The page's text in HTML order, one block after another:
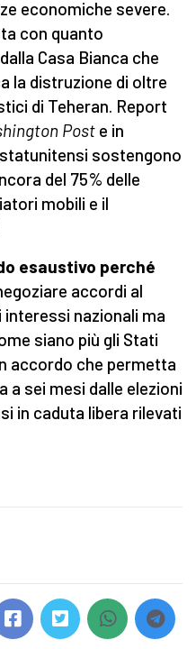
economiche severe.
con quanto
Casa Bianca che
la distruzione di oltre
di Teheran. Report
Post e in
sostengono
del 75% delle
mobili e il
esaustivo perché
accordi al
nazionali ma
siano più gli Stati
accordo che permetta
a sei mesi dalle elezioni
in caduta libera rilevati